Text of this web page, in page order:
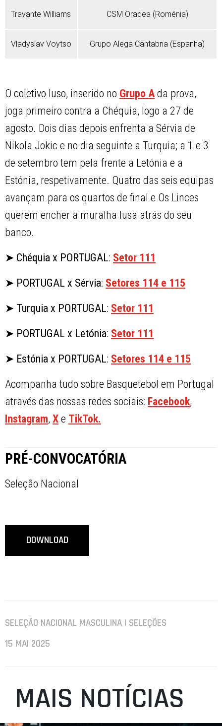
Travante Williams CSM Oradea (Roménia)
Vladyslav Voytso Grupo Alega Cantabria (Espanha)
O coletivo luso, inserido no Grupo A da prova,
joga primeiro contra a Chéquia, logo a 27 de
agosto. Dois dias depois enfrenta a Sérvia de
Nikola Jokic e no dia seguinte a Turquia; a 1 e 3
de setembro tem pela frente a Letónia e a
Estónia, respetivamente. Quatro das seis equipas
avançam para os quartos de final e Os Linces
querem encher a muralha lusa atrás do seu
banco.
➤ Chéquia x PORTUGAL: Setor 111
➤ PORTUGAL x Sérvia: Setores 114 e 115
➤ Turquia x PORTUGAL: Setor 111
➤ PORTUGAL x Letónia: Setor 111
➤ Estónia x PORTUGAL: Setores 114 e 115
Acompanha tudo sobre Basquetebol em Portugal
através das nossas redes sociais: Facebook,
Instagram,X e TikTok.
PRÉ-CONVOCATÓRIA
Seleção Nacional
DOWNLOAD
SELEÇÃO NACIONAL MASCULINA | SELEÇÕES
15 MAI 2025
MAIS NOTÍCIAS